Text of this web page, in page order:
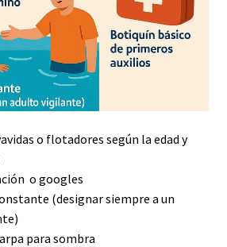
o flotadores según la edad y
o googles
(designar siempre a un
para sombra